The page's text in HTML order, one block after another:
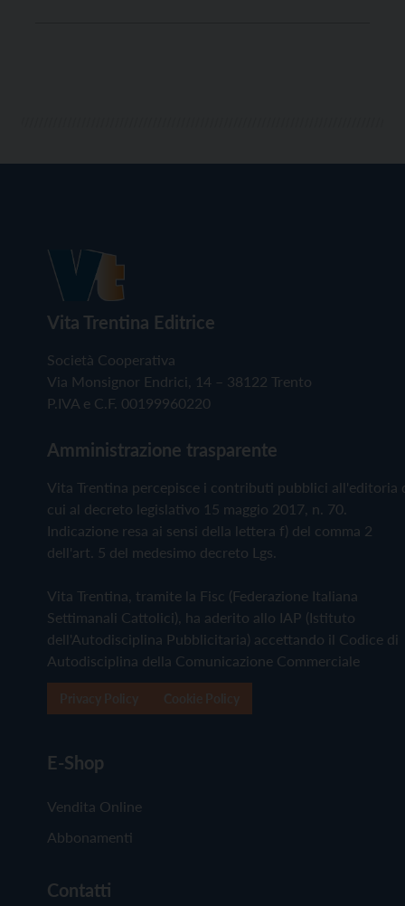
Vita Trentina Editrice
Società Cooperativa
Via Monsignor Endrici, 14 – 38122 Trento
P.IVA e C.F. 00199960220
Amministrazione trasparente
Vita Trentina percepisce i contributi pubblici all'editoria
cui al decreto legislativo 15 maggio 2017, n. 70.
Indicazione resa ai sensi della lettera f) del comma 2
dell'art. 5 del medesimo decreto Lgs.
Vita Trentina, tramite la Fisc (Federazione Italiana
Settimanali Cattolici), ha aderito allo IAP (Istituto
dell'Autodisciplina Pubblicitaria) accettando il Codice di
Autodisciplina della Comunicazione Commerciale
E-Shop
Vendita Online
Abbonamenti
Contatti